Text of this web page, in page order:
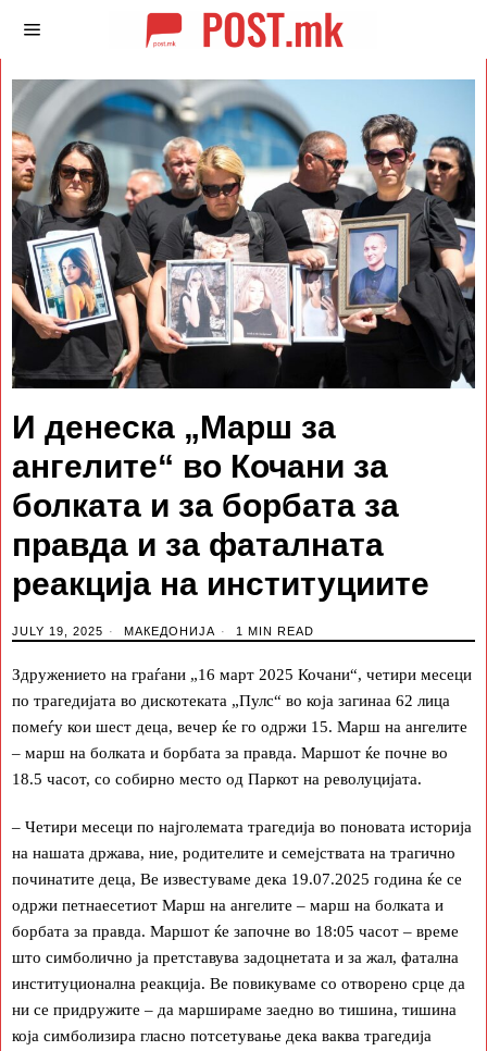
И денеска „Марш за
ангелите“ во Кочани за
болката и за борбата за
правда и за фаталната
реакција на институциите
JULY 19, 2025 МАКЕДОНИЈА 1 MIN READ
Здружението на граѓани „16 март 2025 Кочани“, четири месеци
по трагедијата во дискотеката „Пулс“ во која загинаа 62 лица
помеѓу кои шест деца, вечер ќе го одржи 15. Марш на ангелите
– марш на болката и борбата за правда. Маршот ќе почне во
18.5 часот, со собирно место од Паркот на револуцијата.
– Четири месеци по најголемата трагедија во поновата историја
на нашата држава, ние, родителите и семејствата на трагично
починатите деца, Ве известуваме дека 19.07.2025 година ќе се
одржи петнаесетиот Марш на ангелите – марш на болката и
борбата за правда. Маршот ќе започне во 18:05 часот – време
што симболично ја претставува задоцнетата и за жал, фатална
институционална реакција. Ве повикуваме со отворено срце да
ни се придружите – да маршираме заедно во тишина, тишина
која симболизира гласно потсетување дека ваква трагедија